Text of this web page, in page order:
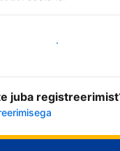
Alusta kohe
juba